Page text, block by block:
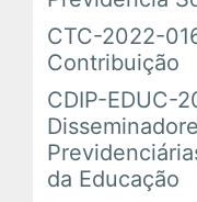
CTC-2022-
Contribuição
CDIP-EDUC-
da Educação